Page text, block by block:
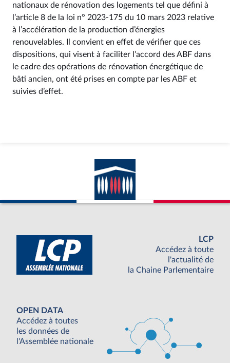
nationaux de rénovation des logements tel que défini à
l’article 8 de la loi n° 2023‑175 du 10 mars 2023 relative
à l’accélération de la production d’énergies
renouvelables. Il convient en effet de vérifier que ces
dispositions, qui visent à faciliter l’accord des ABF dans
le cadre des opérations de rénovation énergétique de
bâti ancien, ont été prises en compte par les ABF et
suivies d’effet.
LCP
Accédez à toute
l'actualité de
la Chaine Parlementaire
OPEN DATA
Accédez à toutes
les données de
l'Assemblée nationale